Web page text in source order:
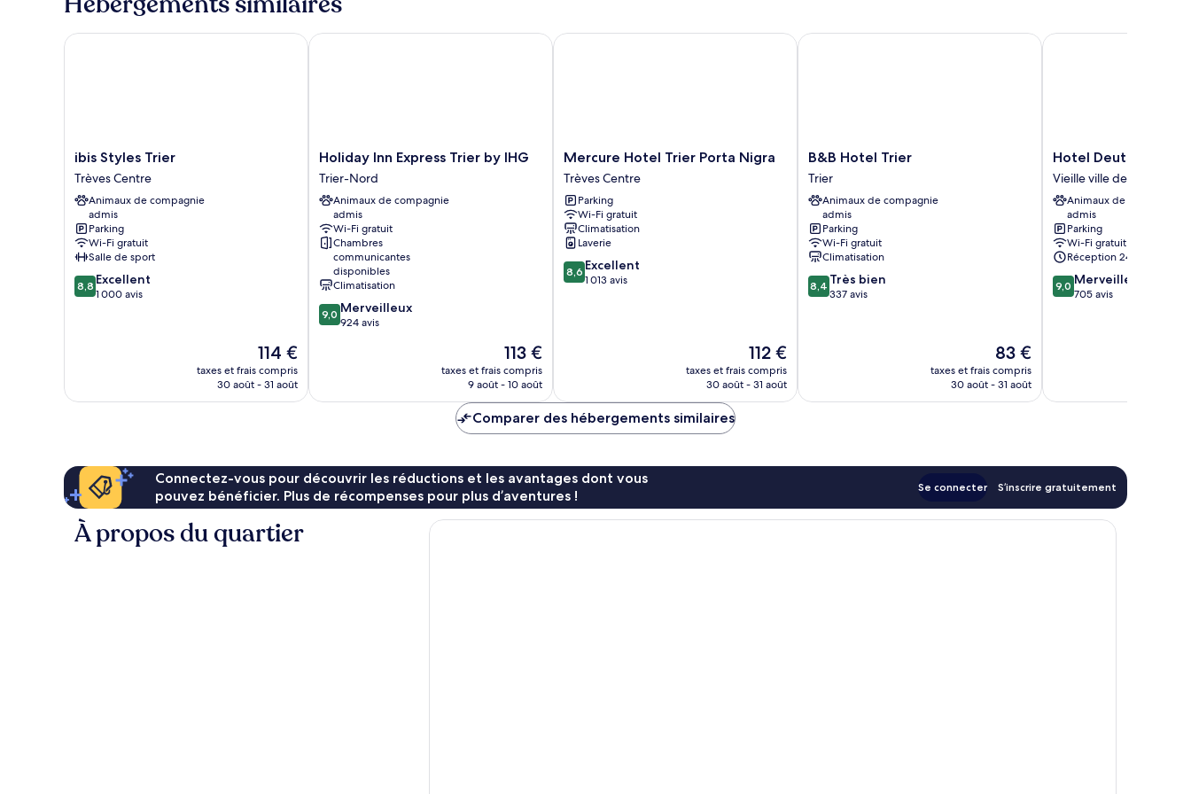
de
Chambre
(2-
ibis
Styles
Trier
Trèves
Centre
ibis Styles Trier
Trèves Centre
Animaux de compagnie
admis
Parking
Wi-Fi gratuit
Salle de sport
8.8
sur
8,8 Excellent
1 000 avis
Le
nouveau
prix
114 €
taxes et frais compris
30 août - 31 août
ibis Styles Trier
Holiday
Inn
Express
Trier
IHG
Trier-
Nord
Holiday Inn Express Trier by IHG
Trier-Nord
Animaux de compagnie
admis
Wi-Fi gratuit
Chambres
communicantes
disponibles
Climatisation
9.0
sur
9,0 Merveilleux
924 avis
Le
nouveau
prix
de
113 €
113 €
taxes et frais compris
9 août - 10 août
Holiday Inn Express Trier by IHG
Mercure
Hotel
Trier
Porta
Nigra
Trèves
Centre
Mercure Hotel Trier Porta Nigra
Trèves Centre
Parking
Wi-Fi gratuit
Climatisation
Laverie
8.6
sur
8,6 Excellent
1 013 avis
Le
nouveau
prix
112 €
taxes et frais compris
30 août - 31 août
Mercure Hotel Trier Porta Nigra
B&B
Hotel
Trier
Trier
B&B Hotel Trier
Trier
Animaux de compagnie
admis
Parking
Wi-Fi gratuit
Climatisation
8.4
sur
8,4 Très bien
337 avis
Le
nouveau
prix
83 €
taxes et frais compris
30 août - 31 août
B&B Hotel Trier
Hotel
Deutscher
Hof
Vieille
ville
de
Trèves
Hotel Deutscher Hof
Vieille ville de Trèves
Animaux de compagnie
admis
Parking
Wi-Fi gratuit
Réception 24 h/24
9.0
sur
9,0 Merveilleux
705 avis
Hotel Deutscher Hof
Comparer des hébergements similaires
Connectez-vous pour découvrir les réductions et les avantages dont vous
pouvez bénéficier. Plus de récompenses pour plus d’aventures !
Se connecter S’inscrire gratuitement
À propos du quartier